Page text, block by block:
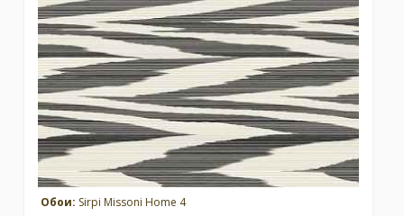
Обои: Sirpi Missoni Home 4